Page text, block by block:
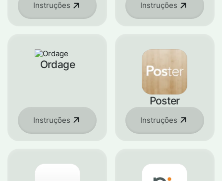
Instruções Instruções
Ordage
Instruções
Poster
Instruções